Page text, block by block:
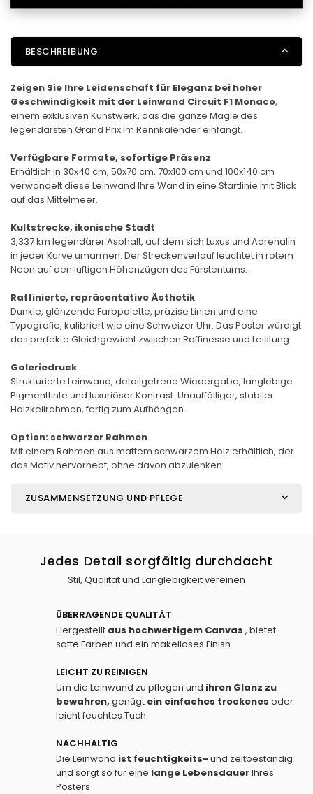
BESCHREIBUNG
Zeigen Sie Ihre Leidenschaft für Eleganz bei hoher
Geschwindigkeit mit der Leinwand Circuit F1 Monaco,
einem exklusiven Kunstwerk, das die ganze Magie des
legendärsten Grand Prix im Rennkalender einfängt.
Verfügbare Formate, sofortige Präsenz
Erhältlich in 30x40 cm, 50x70 cm, 70x100 cm und 100x140 cm
verwandelt diese Leinwand Ihre Wand in eine Startlinie mit Blick
auf das Mittelmeer.
Kultstrecke, ikonische Stadt
3,337 km legendärer Asphalt, auf dem sich Luxus und Adrenalin
in jeder Kurve umarmen. Der Streckenverlauf leuchtet in rotem
Neon auf den luftigen Höhenzügen des Fürstentums.
Raffinierte, repräsentative Ästhetik
Dunkle, glänzende Farbpalette, präzise Linien und eine
Typografie, kalibriert wie eine Schweizer Uhr. Das Poster würdigt
das perfekte Gleichgewicht zwischen Raffinesse und Leistung.
Galeriedruck
Strukturierte Leinwand, detailgetreue Wiedergabe, langlebige
Pigmenttinte und luxuriöser Kontrast. Unauffälliger, stabiler
Holzkeilrahmen, fertig zum Aufhängen.
Option: schwarzer Rahmen
Mit einem Rahmen aus mattem schwarzem Holz erhältlich, der
das Motiv hervorhebt, ohne davon abzulenken.
ZUSAMMENSETZUNG UND PFLEGE
Jedes Detail sorgfältig durchdacht
Stil, Qualität und Langlebigkeit vereinen
ÜBERRAGENDE QUALITÄT
Hergestellt aus hochwertigem Canvas , bietet
satte Farben und ein makelloses Finish
LEICHT ZU REINIGEN
Um die Leinwand zu pflegen und ihren Glanz zu
bewahren, genügt ein einfaches trockenes oder
leicht feuchtes Tuch.
NACHHALTIG
Die Leinwand ist feuchtigkeits- und zeitbeständig
und sorgt so für eine lange LebensdauerIhres
Posters